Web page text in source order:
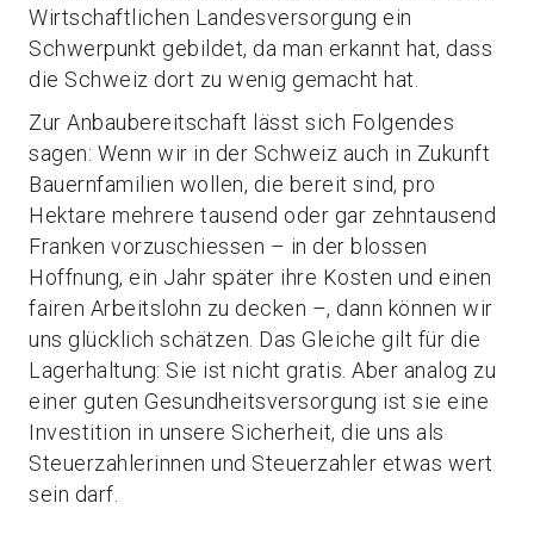
Wirtschaftlichen Landesversorgung ein
Schwerpunkt gebildet, da man erkannt hat, dass
die Schweiz dort zu wenig gemacht hat.
Zur Anbaubereitschaft lässt sich Folgendes
sagen: Wenn wir in der Schweiz auch in Zukunft
Bauernfamilien wollen, die bereit sind, pro
Hektare mehrere tausend oder gar zehntausend
Franken vorzuschiessen – in der blossen
Hoffnung, ein Jahr später ihre Kosten und einen
fairen Arbeitslohn zu decken –, dann können wir
uns glücklich schätzen. Das Gleiche gilt für die
Lagerhaltung: Sie ist nicht gratis. Aber analog zu
einer guten Gesundheitsversorgung ist sie eine
Investition in unsere Sicherheit, die uns als
Steuerzahlerinnen und Steuerzahler etwas wert
sein darf.